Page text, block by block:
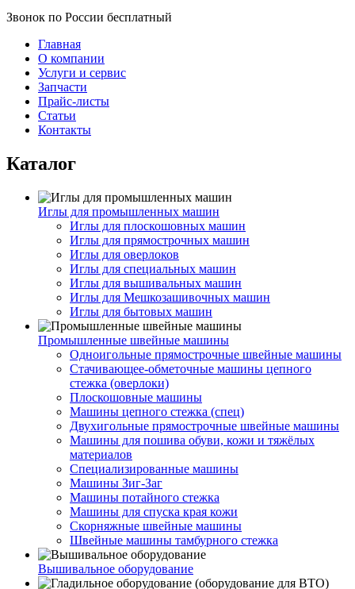
Звонок по России бесплатный
Главная
О компании
Услуги и сервис
Запчасти
Прайс-листы
Статьи
Контакты
Каталог
Иглы для промышленных машин
Иглы для плоскошовных машин
Иглы для прямострочных машин
Иглы для оверлоков
Иглы для специальных машин
Иглы для вышивальных машин
Иглы для Мешкозашивочных машин
Иглы для бытовых машин
Промышленные швейные машины
Одноигольные прямострочные швейные машины
Стачивающее-обметочные машины цепного
стежка (оверлоки)
Плоскошовные машины
Машины цепного стежка (спец)
Двухигольные прямострочные швейные машины
Машины для пошива обуви, кожи и тяжёлых
материалов
Специализированные машины
Машины Зиг-Заг
Машины потайного стежка
Машины для спуска края кожи
Скорняжные швейные машины
Швейные машины тамбурного стежка
Вышивальное оборудование